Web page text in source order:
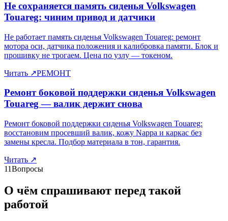
Не сохраняется память сиденья Volkswagen
Touareg: чиним привод и датчики
Не работает память сиденья Volkswagen Touareg: ремонт
мотора оси, датчика положения и калибровка памяти. Блок и
прошивку не трогаем. Цена по узлу — токеном.
Читать ↗РЕМОНТ
Ремонт боковой поддержки сиденья Volkswagen
Touareg — валик держит снова
Ремонт боковой поддержки сиденья Volkswagen Touareg:
восстановим просевший валик, кожу Nappa и каркас без
замены кресла. Подбор материала в тон, гарантия.
Читать ↗
11Вопросы
О чём спрашивают перед такой
работой